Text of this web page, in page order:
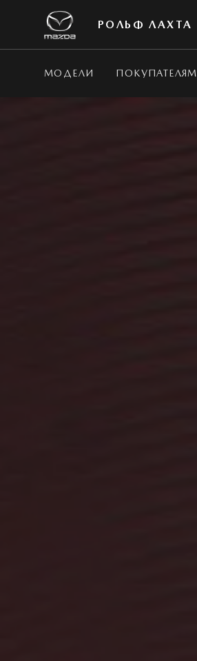
РОЛЬФ ЛАХТА
МОДЕЛИ ПОКУПАТЕЛЯМ